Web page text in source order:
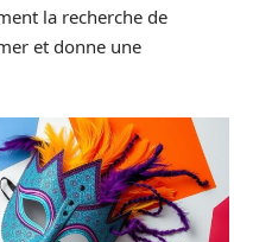
la recherche de
et donne une